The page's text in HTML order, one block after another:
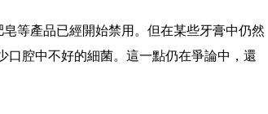
等產品已經開始禁用。但在某些牙膏中仍然
口腔中不好的細菌。這一點仍在爭論中，還